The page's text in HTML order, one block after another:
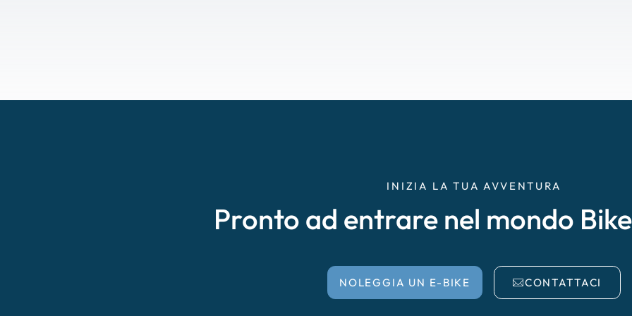
INIZIA LA TUA AVVENTURA
Pronto ad entrare nel mondo
NOLEGGIA UN E-BIKE CONTATTACI